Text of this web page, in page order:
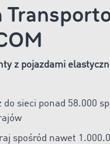
z pojazdami
do sieci ponad 58.000
spośród nawet 1